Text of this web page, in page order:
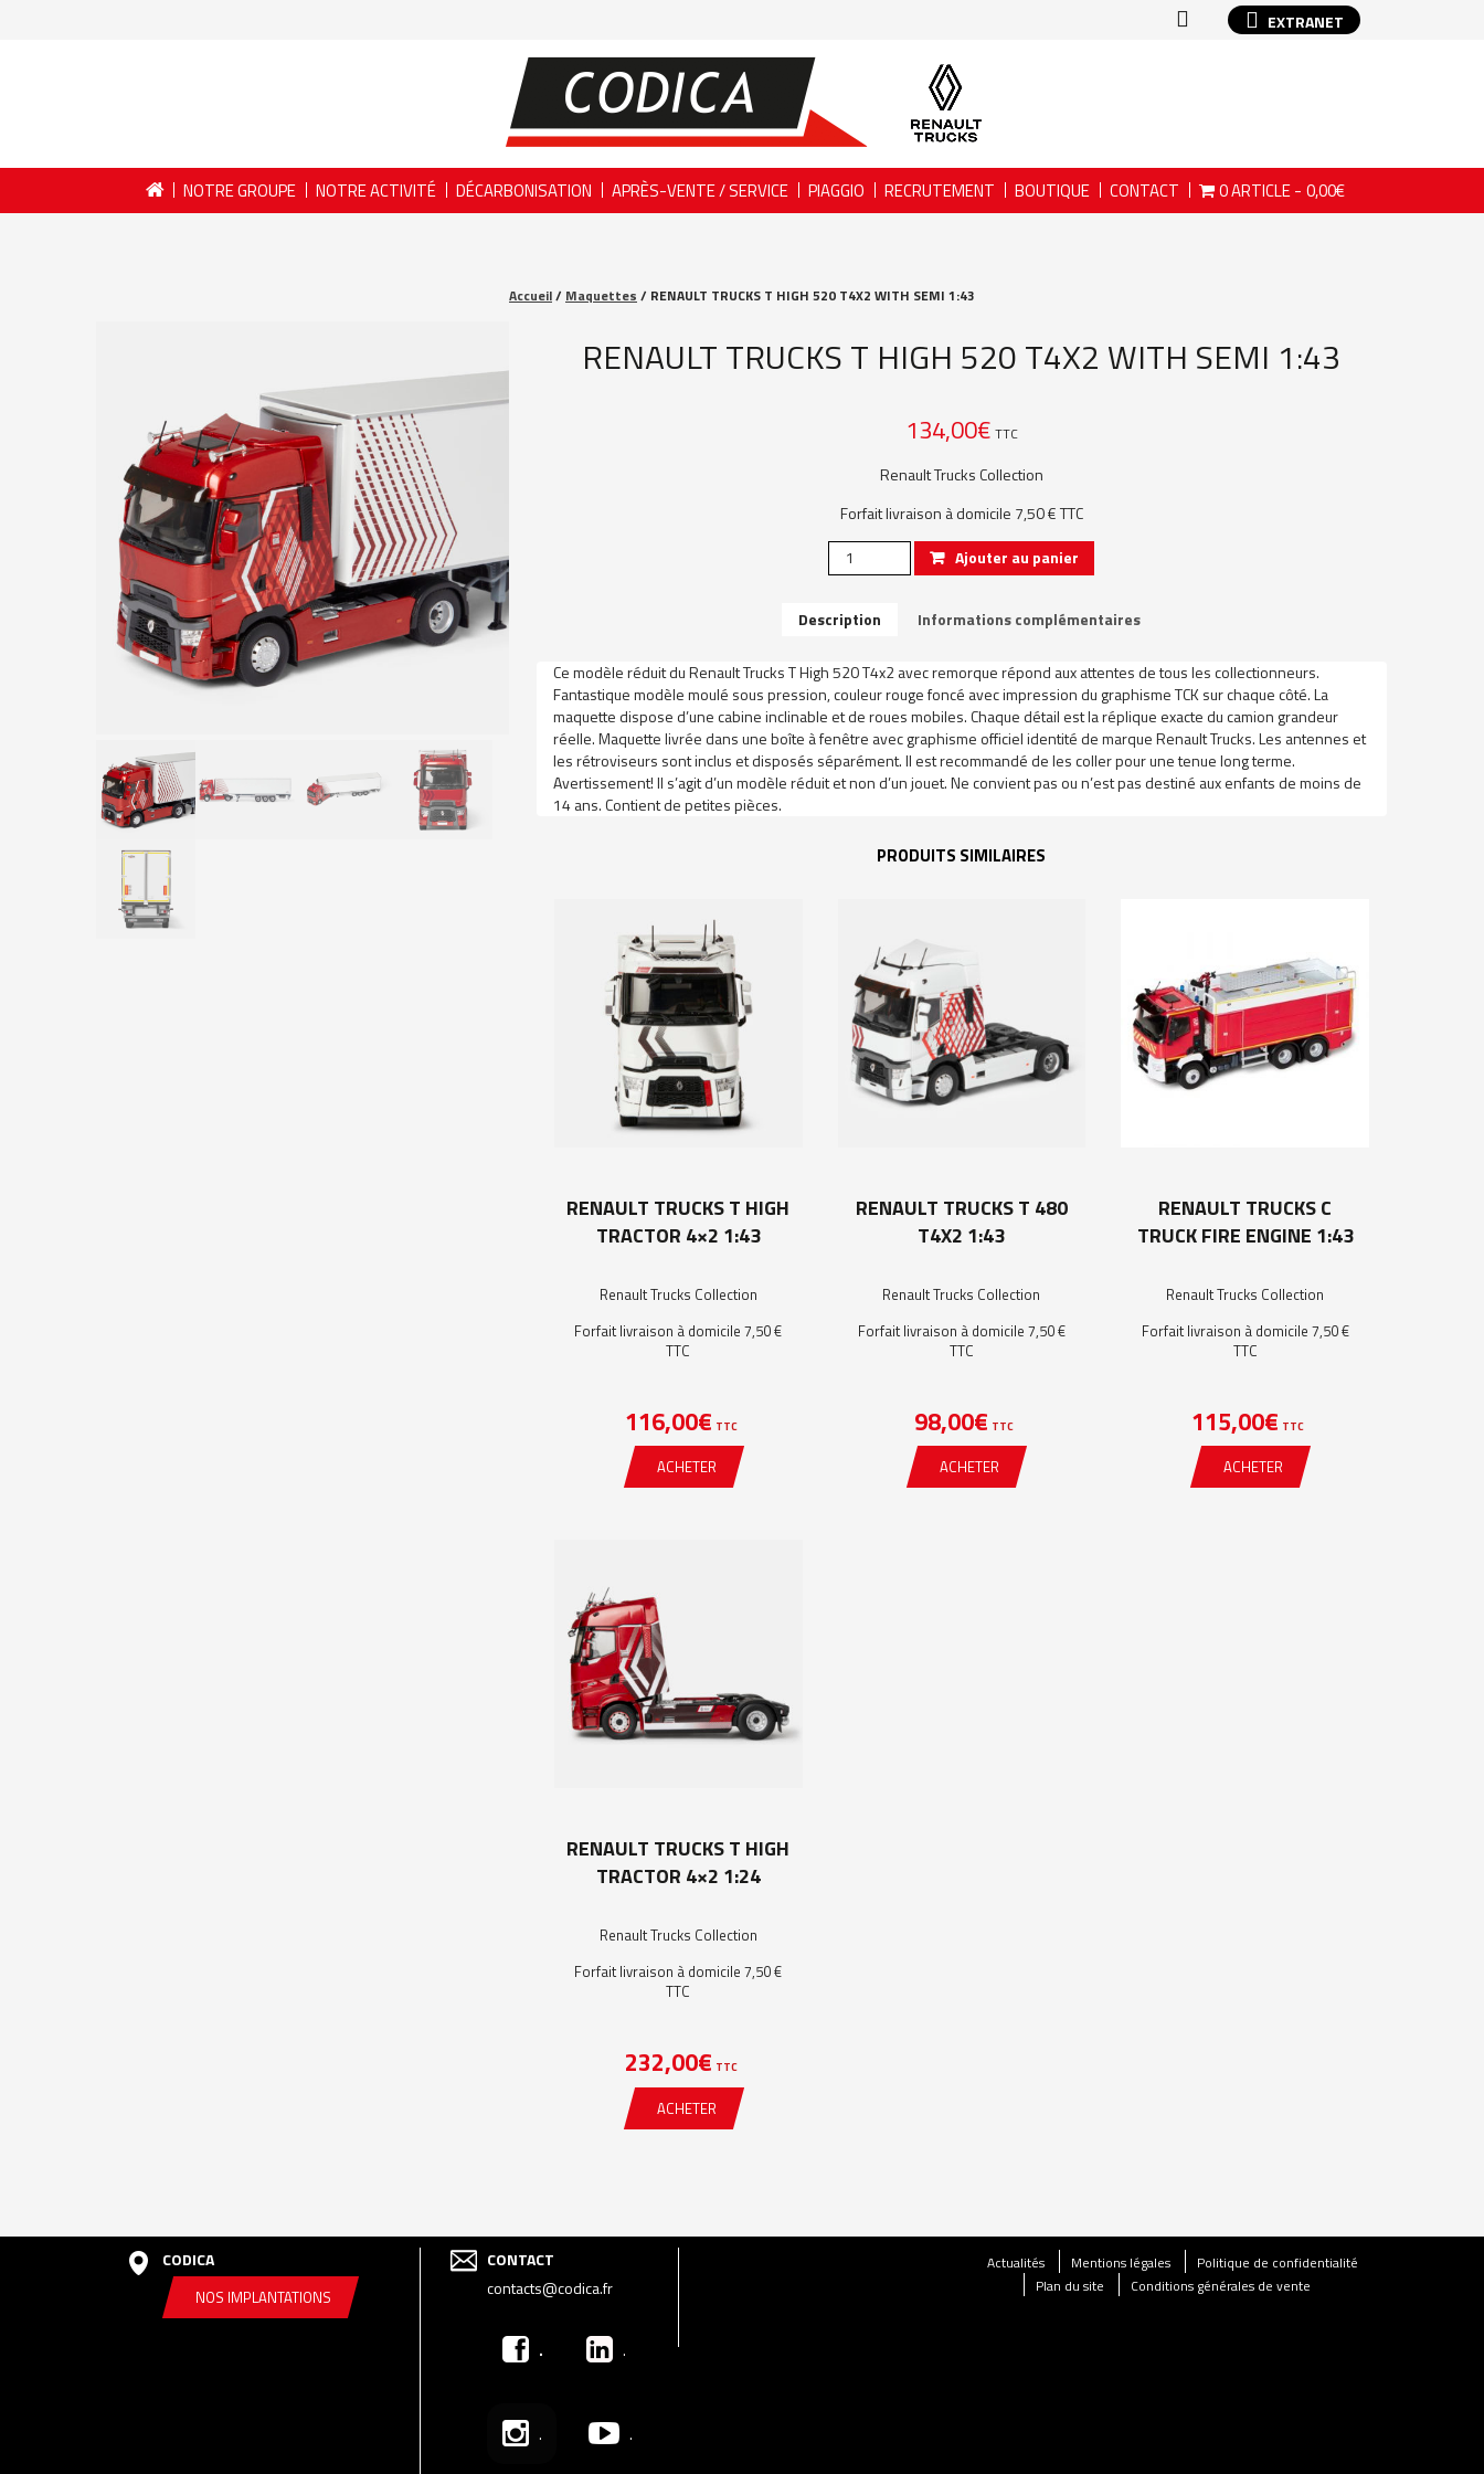
EXTRANET
NOTRE GROUPE NOTRE ACTIVITÉ DÉCARBONISATION APRÈS-VENTE / SERVICE PIAGGIO RECRUTEMENT BOUTIQUE CONTACT 0 ARTICLE 0,00€
Accueil/ Maquettes / RENAULT TRUCKS T HIGH 520 T4X2 WITH SEMI 1:43
RENAULT TRUCKS T HIGH 520 T4X2 WITH SEMI 1:43
134,00€ TTC
Renault Trucks Collection
Forfait livraison à domicile 7,50 € TTC
quantité
de
TRUCKS
520
T4X2
WITH
SEMI
1:43
Ajouter au panier
Description Informations complémentaires
Ce modèle réduit du Renault Trucks T High 520 T4x2 avec remorque répond aux attentes de tous les collectionneurs.
Fantastique modèle moulé sous pression, couleur rouge foncé avec impression du graphisme TCK sur chaque côté. La
maquette dispose d’une cabine inclinable et de roues mobiles. Chaque détail est la réplique exacte du camion grandeur
réelle. Maquette livrée dans une boîte à fenêtre avec graphisme officiel identité de marque Renault Trucks. Les antennes et
les rétroviseurs sont inclus et disposés séparément. Il est recommandé de les coller pour une tenue long terme.
Avertissement! Il s’agit d’un modèle réduit et non d’un jouet. Ne convient pas ou n’est pas destiné aux enfants de moins de
14 ans. Contient de petites pièces.
PRODUITS SIMILAIRES
RENAULT TRUCKS T HIGH
TRACTOR 4×2 1:43
Renault Trucks Collection
Forfait livraison à domicile 7,50 €
TTC
116,00€ TTC
ACHETER
RENAULT TRUCKS T 480
T4X2 1:43
Renault Trucks Collection
Forfait livraison à domicile 7,50 €
TTC
98,00€ TTC
ACHETER
RENAULT TRUCKS C
TRUCK FIRE ENGINE 1:43
Renault Trucks Collection
Forfait livraison à domicile 7,50 €
TTC
115,00€ TTC
ACHETER
RENAULT TRUCKS T HIGH
TRACTOR 4×2 1:24
Renault Trucks Collection
Forfait livraison à domicile 7,50 €
TTC
232,00€ TTC
ACHETER
CODICA
NOS IMPLANTATIONS
CONTACT
contacts@codica.fr
. .
. .
Actualités Mentions légales
Politique de confidentialité
Plan du site
Conditions générales de vente